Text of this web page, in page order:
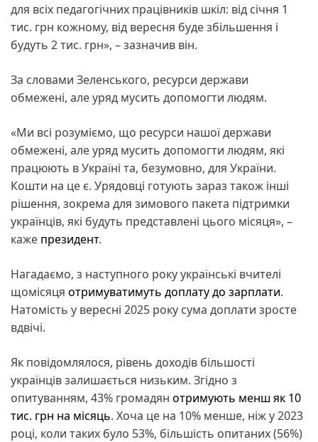
для всіх педагогічних працівників шкіл: від січня 1
тис. грн кожному, від вересня буде збільшення і
будуть 2 тис. грн», – зазначив він.
За словами Зеленського, ресурси держави
обмежені, але уряд мусить допомогти людям.
«Ми всі розуміємо, що ресурси нашої держави
обмежені, але уряд мусить допомогти людям, які
працюють в Україні та, безумовно, для України.
Кошти на це є. Урядовці готують зараз також інші
рішення, зокрема для зимового пакета підтримки
українців, які будуть представлені цього місяця», –
каже президент.
Нагадаємо, з наступного року українські вчителі
щомісяця отримуватимуть доплату до зарплати.
Натомість у вересні 2025 року сума доплати зросте
вдвічі.
Як повідомлялося, рівень доходів більшості
українців залишається низьким. Згідно з
опитуванням, 43% громадян отримують менш як 10
тис. грн на місяць. Хоча це на 10% менше, ніж у 2023
році, коли таких було 53%, більшість опитаних (56%)